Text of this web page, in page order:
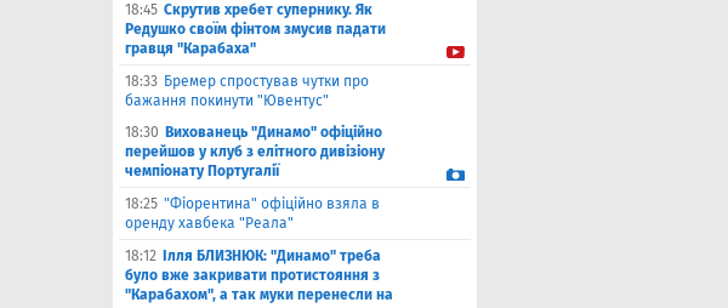
18:45 Скрутив хребет супернику. Як
Редушко своїм фінтом змусив падати
гравця "Карабаха"
18:33 Бремер спростував чутки про
бажання покинути "Ювентус"
18:30 Вихованець "Динамо" офіційно
перейшов у клуб з елітного дивізіону
чемпіонату Португалії
18:25 "Фіорентина" офіційно взяла в
оренду хавбека "Реала"
18:12
Ілля БЛИЗНЮК: "Динамо" треба
було вже закривати протистояння з
"Карабахом", а так муки перенесли на